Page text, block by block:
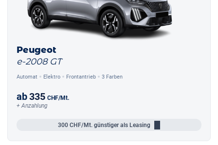
Peugeot
e-2008 GT
Automat Elektro Frontantrieb 3 Farben
ab335 CHF/Mt.
+ Anzahlung
300 CHF/Mt. günstiger als Leasing